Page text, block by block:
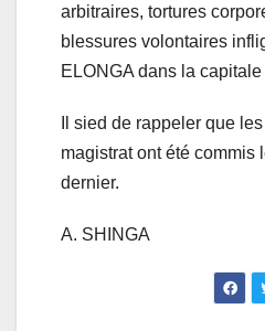
arbitraires, tortures
blessures volontaires
ELONGA dans la
Il sied de rappeler que
magistrat ont été commis
dernier.
A. SHINGA